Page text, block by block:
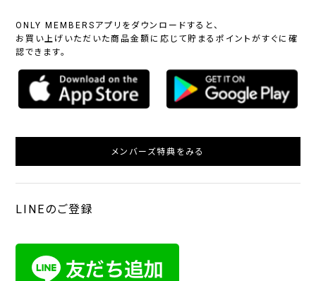
ONLY MEMBERSアプリをダウンロードすると、
お買い上げいただいた商品金額に応じて貯まるポイントがすぐに確
認できます。
メンバーズ特典をみる
LINEのご登録